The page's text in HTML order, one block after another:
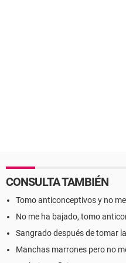
CONSULTA TAMBIÉN
Tomo anticonceptivos y no
No me ha bajado, tomo
Sangrado después de tomar
Manchas marrones pero no